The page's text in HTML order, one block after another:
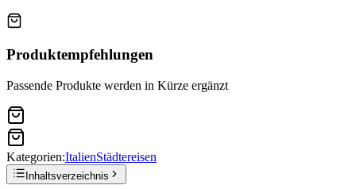
Produktempfehlungen
Passende Produkte werden in Kürze ergänzt
Kategorien:ItalienStädtereisen
Inhaltsverzeichnis